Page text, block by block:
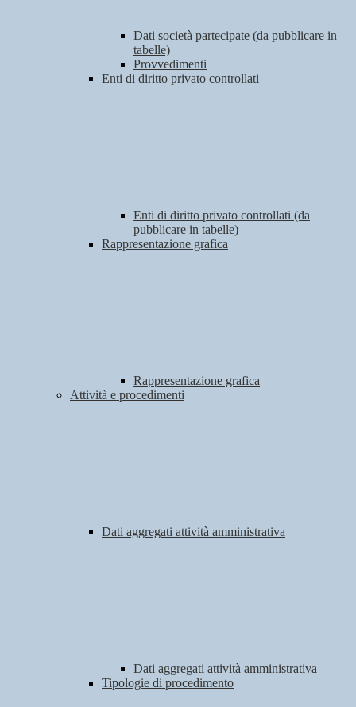
Dati società partecipate (da pubblicare in
tabelle)
Provvedimenti
Enti di diritto privato controllati
Enti di diritto privato controllati (da
pubblicare in tabelle)
Rappresentazione grafica
Rappresentazione grafica
Attività e procedimenti
Dati aggregati attività amministrativa
Dati aggregati attività amministrativa
Tipologie di procedimento